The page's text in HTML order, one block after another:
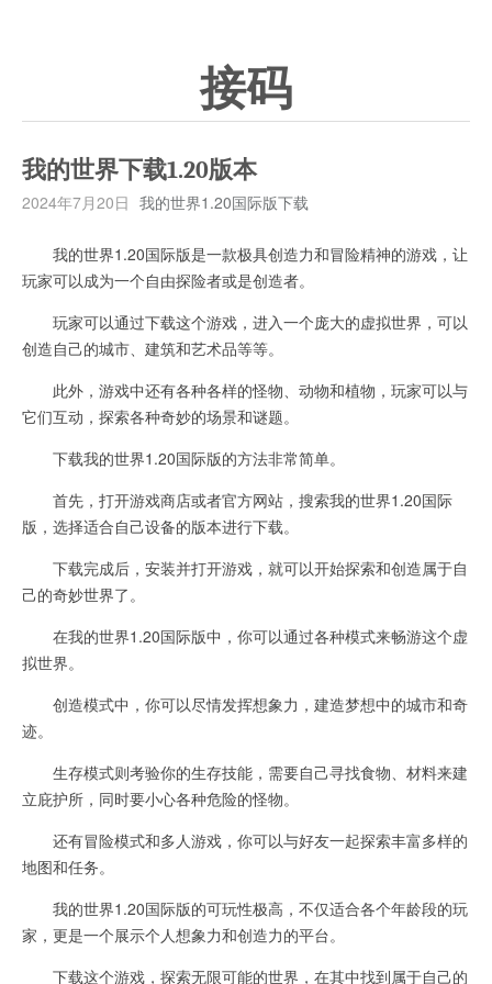
接码
我的世界下载1.20版本
2024年7月20日 我的世界1.20国际版下载
我的世界1.20国际版是一款极具创造力和冒险精神的游戏，让
玩家可以成为一个自由探险者或是创造者。
玩家可以通过下载这个游戏，进入一个庞大的虚拟世界，可以
创造自己的城市、建筑和艺术品等等。
此外，游戏中还有各种各样的怪物、动物和植物，玩家可以与
它们互动，探索各种奇妙的场景和谜题。
下载我的世界1.20国际版的方法非常简单。
首先，打开游戏商店或者官方网站，搜索我的世界1.20国际
版，选择适合自己设备的版本进行下载。
下载完成后，安装并打开游戏，就可以开始探索和创造属于自
己的奇妙世界了。
在我的世界1.20国际版中，你可以通过各种模式来畅游这个虚
拟世界。
创造模式中，你可以尽情发挥想象力，建造梦想中的城市和奇
迹。
生存模式则考验你的生存技能，需要自己寻找食物、材料来建
立庇护所，同时要小心各种危险的怪物。
还有冒险模式和多人游戏，你可以与好友一起探索丰富多样的
地图和任务。
我的世界1.20国际版的可玩性极高，不仅适合各个年龄段的玩
家，更是一个展示个人想象力和创造力的平台。
下载这个游戏，探索无限可能的世界，在其中找到属于自己的